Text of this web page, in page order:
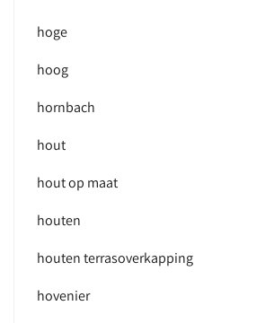
hoge
hoog
hornbach
hout
hout op maat
houten
houten terrasoverkapping
hovenier